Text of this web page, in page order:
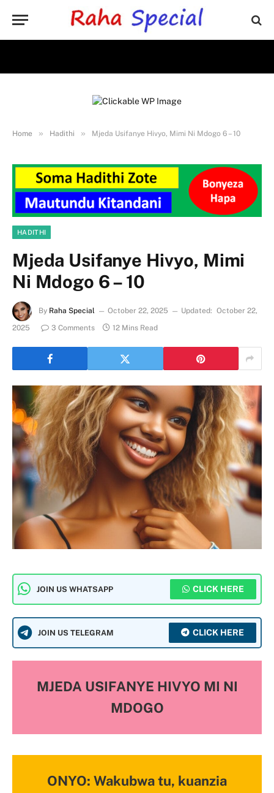
Home » Hadithi » Mjeda Usifanye Hivyo, Mimi Ni Mdogo 6 – 10
HADITHI
Mjeda Usifanye Hivyo, Mimi
Ni Mdogo 6 – 10
By Raha Special October 22, 2025 Updated: October 22,
2025
3 Comments 12 Mins Read
JOIN US WHATSAPP CLICK HERE
JOIN US TELEGRAM CLICK HERE
MJEDA USIFANYE HIVYO MI NI
MDOGO
ONYO: Wakubwa tu, kuanzia